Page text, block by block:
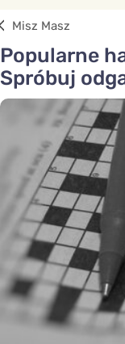
Misz Masz
Popularne
Spróbuj